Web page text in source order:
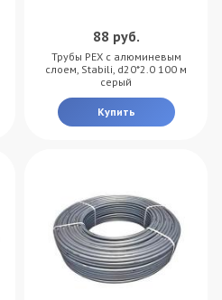
88 руб.
Трубы PEX с алюминевым
слоем, Stabili, d20*2.0 100 м
серый
Купить